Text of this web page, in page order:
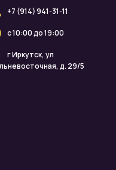
+7 (914) 941-31-11
с 10:00 до 19:00
г Иркутск, ул
д. 29/5